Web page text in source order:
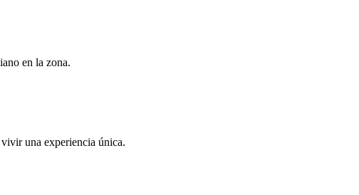
en la zona.
una experiencia única.